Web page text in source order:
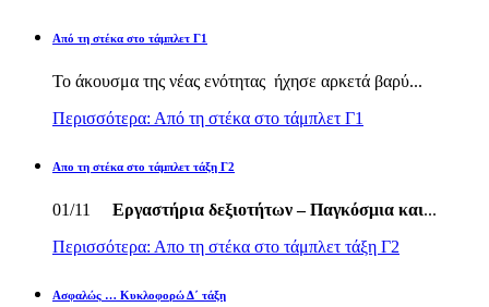
Από τη στέκα στο τάμπλετ Γ1
Το άκουσμα της νέας ενότητας ήχησε αρκετά βαρύ...
Περισσότερα: Από τη στέκα στο τάμπλετ Γ1
Απο τη στέκα στο τάμπλετ τάξη Γ2
01/11 Εργαστήρια δεξιοτήτων – Παγκόσμια και...
Περισσότερα: Απο τη στέκα στο τάμπλετ τάξη Γ2
Ασφαλώς … Κυκλοφορώ Δ΄ τάξη